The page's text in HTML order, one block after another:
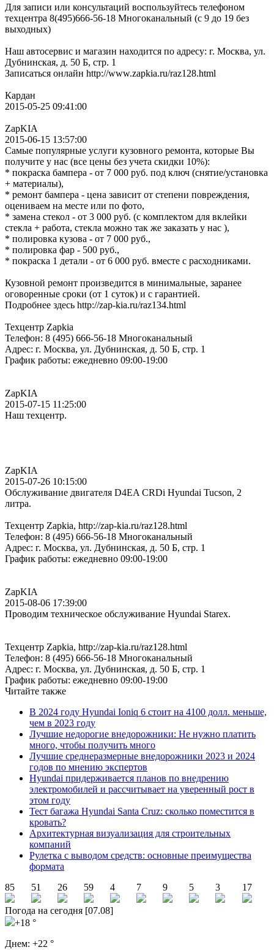
Для записи или консультаций воспользуйтесь телефоном
техцентра 8(495)666-56-18 Многоканальный (с 9 до 19 без
выходных)
Наш автосервис и магазин находится по адресу: г. Москва, ул.
Дубнинская, д. 50 Б, стр. 1
Записаться онлайн http://www.zapkia.ru/raz128.html
Кардан
2015-05-25 09:41:00
ZapKIA
2015-06-15 13:57:00
Самые популярные услуги кузовного ремонта, которые Вы
получите у нас (все цены без учета скидки 10%):
* покраска бампера - от 7 000 руб. под ключ (снятие/установка
+ материалы),
* ремонт бампера - цена зависит от степени повреждения,
оцениваем на месте или по фото,
* замена стекол - от 3 000 руб. (с комплектом для вклейки
стекла + работа, стекла можно так же заказать у нас ),
* полировка кузова - от 7 000 руб.,
* полировка фар - 500 руб.,
* покраска 1 детали - от 6 000 руб. вместе с расходниками.
Кузовной ремонт произведится в минимальные, заранее
оговоренные сроки (от 1 суток) и с гарантией.
Подробнее здесь http://zap-kia.ru/raz134.html
Техцентр Zapkia
Телефон: 8 (495) 666-56-18 Многоканальный
Адрес: г. Москва, ул. Дубнинская, д. 50 Б, стр. 1
График работы: ежедневно 09:00-19:00
ZapKIA
2015-07-15 11:25:00
Наш техцентр.
ZapKIA
2015-07-26 10:15:00
Обслуживание двигателя D4EA CRDi Hyundai Tucson, 2
литра.
Техцентр Zapkia, http://zap-kia.ru/raz128.html
Телефон: 8 (495) 666-56-18 Многоканальный
Адрес: г. Москва, ул. Дубнинская, д. 50 Б, стр. 1
График работы: ежедневно 09:00-19:00
ZapKIA
2015-08-06 17:39:00
Проводим техническое обслуживание Hyundai Starex.
Техцентр Zapkia, http://zap-kia.ru/raz128.html
Телефон: 8 (495) 666-56-18 Многоканальный
Адрес: г. Москва, ул. Дубнинская, д. 50 Б, стр. 1
График работы: ежедневно 09:00-19:00
Читайте также
В 2024 году Hyundai Ioniq 6 стоит на 4100 долл. меньше,
чем в 2023 году
Лучшие недорогие внедорожники: Не нужно платить
много, чтобы получить много
Лучшие среднеразмерные внедорожники 2023 и 2024
годов по мнению экспертов
Hyundai придерживается планов по внедрению
электромобилей и рассчитывает на уверенный рост в
этом году
Тест багажа Hyundai Santa Cruz: сколько поместится в
кровать?
Архитектурная визуализация для строительных
компаний
Рулетка с выводом средств: основные преимущества
формата
85
51 26 59 4 7 9 5 3 17
Погода на сегодня [07.08]
+18 °
Днем: +22 °